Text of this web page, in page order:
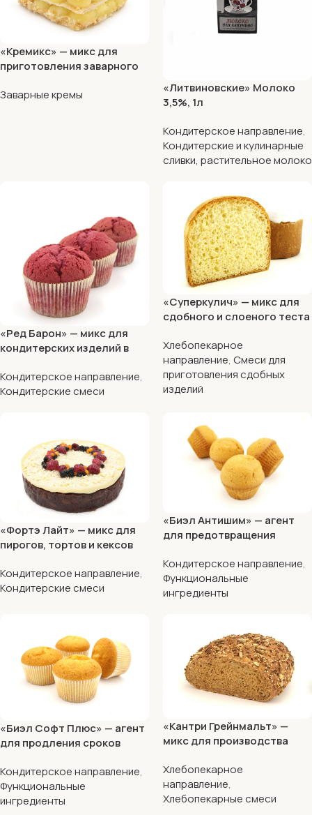
«Кремикс» — микс для
приготовления заварного
Заварные кремы
«Литвиновские» Молоко
3,5%, 1л
Кондитерское направление,
Кондитерские и кулинарные
сливки, растительное молоко
«Ред Барон» — микс для
кондитерских изделий в
бархат)
Кондитерское направление,
Кондитерские смеси
«Суперкулич» — микс для
сдобного и слоеного теста
Хлебопекарное
направление, Смеси для
приготовления сдобных
изделий
«Фортэ Лайт» — микс для
пирогов, тортов и кексов
Кондитерское направление,
Кондитерские смеси
«Биэл Антишим» — агент
для предотвращения
мучных кондитерских
изделий (МКИ)
Кондитерское направление,
Функциональные
ингредиенты
«Биэл Софт Плюс» — агент
для продления сроков
кондитерских продуктов
Кондитерское направление,
Функциональные
ингредиенты
«Кантри Грейнмальт» —
микс для производства
содержанием солода и
семян подсолнечника
Хлебопекарное
направление,
Хлебопекарные смеси